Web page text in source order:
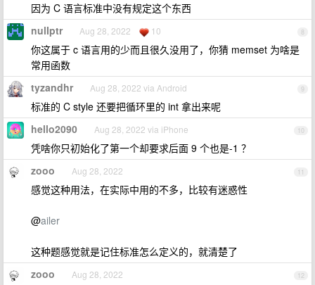
因为 C 语言标准中没有规定这个东西
8
nulIptr Aug 28, 2022 10
你这属于 c 语言用的少而且很久没用了，你猜 memset 为啥是
常用函数
9
tyzandhr Aug 28, 2022 via Android
标准的 C style 还要把循环里的 int 拿出来呢
10
hello2090 Aug 28, 2022 via iPhone
凭啥你只初始化了第一个却要求后面 9 个也是-1 ？
11
zooo Aug 28, 2022
感觉这种用法，在实际中用的不多，比较有迷惑性
@ailer
这种题感觉就是记住标准怎么定义的，就清楚了
12
zooo Aug 28, 2022